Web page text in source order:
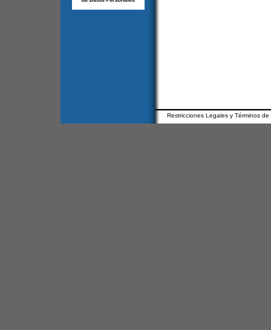
Restricciones Legales y Términos de